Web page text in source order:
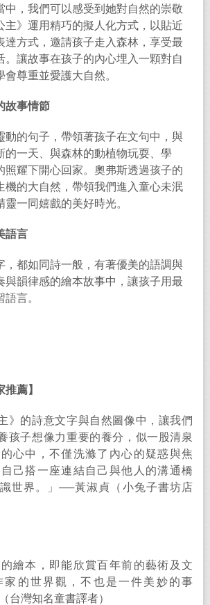
中，我們可以感受到她對自然的崇敬
主》運用精巧的擬人化方式，以貼近
達方式，邀請孩子走入森林，享受最
。讓故事在孩子的內心埋入一顆對自
尊重並愛護大自然。
故事情節
動的句子，帶領著孩子在文句中，與
的一天、與森林的動植物玩耍、學
照耀下開心回家。奧弗斯透過孩子的
機的大自然，帶領我們進入童心未泯
一同嬉戲的美好時光。
語言
，都如同詩一般，有著優美的語調與
與韻律感的繪本故事中，讓孩子用最
言。
推薦】
》的詩意文字與自然圖像中，讓我們
孩子想像力重要的養分，似一股清泉
心中，不僅洗滌了內心的疑惑與焦
己搭一座連結自己與他人的溝通橋
世界。」──黃淑貞（小兔子書坊店
的繪本，即能欣賞百年前的藝術及文
家的世界觀，不也是一件美妙的事
台灣知名童書譯者）